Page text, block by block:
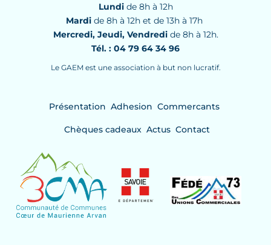
Lundide 8h à 12h
Mardi de 8h à 12h et de 13h à 17h
Mercredi, Jeudi, Vendredide 8h à 12h.
Tél. : 04 79 64 34 96
Le GAEM est une association à but non lucratif.
Présentation Adhesion Commercants
Chèques cadeaux Actus Contact